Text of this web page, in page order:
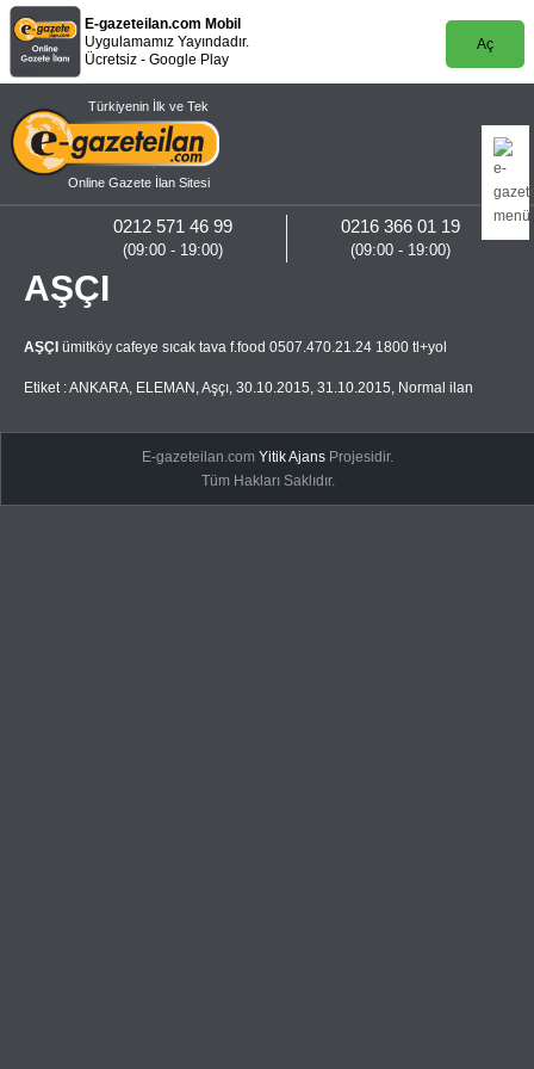
E-gazeteilan.com Mobil
Uygulamamız Yayındadır.
Ücretsiz - Google Play
Aç
Türkiyenin İlk ve Tek
Online Gazete İlan Sitesi
0216 366 01 19
(09:00 - 19:00)
0212 571 46 99
(09:00 - 19:00)
AŞÇI
AŞÇI ümitköy cafeye sıcak tava f.food 0507.470.21.24 1800 tl+yol
Etiket :ANKARA, ELEMAN ,Aşçı, 30.10.2015, 31.10.2015, Normal ilan
E-gazeteilan.comYitik Ajans Projesidir.
Tüm Hakları Saklıdır.